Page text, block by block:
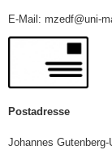
E-Mail: mzedf@uni-
Postadresse
Johannes